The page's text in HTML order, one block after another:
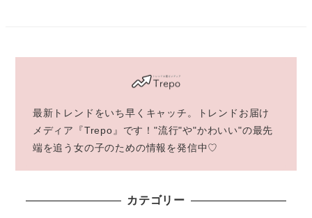
送
り
最新トレンドをいち早くキャッチ。トレンドお届け
メディア『Trepo』です！"流行"や"かわいい"の最先
端を追う女の子のための情報を発信中♡
カテゴリー